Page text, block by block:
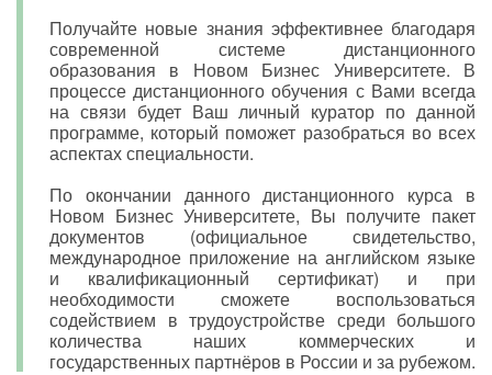
Получайте новые знания эффективнее благодаря
современной системе дистанционного
образования в Новом Бизнес Университете. В
процессе дистанционного обучения с Вами всегда
на связи будет Ваш личный куратор по данной
программе, который поможет разобраться во всех
аспектах специальности.
По окончании данного дистанционного курса в
Новом Бизнес Университете, Вы получите пакет
документов (официальное свидетельство,
международное приложение на английском языке
и квалификационный сертификат) и при
необходимости сможете воспользоваться
содействием в трудоустройстве среди большого
количества наших коммерческих и
государственных партнёров в России и за рубежом.